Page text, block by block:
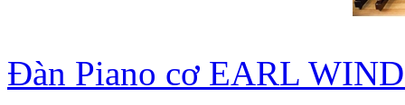
Đàn Piano cơ EARL